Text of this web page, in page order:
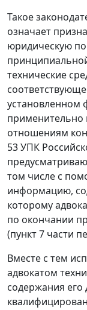
Такое
означает
юридическую
технические
установленном
применительно
отношениям
53 УПК
том числе с
информацию,
которому
по окончании
(пункт 7 части
Вместе с тем
адвокатом
содержания его